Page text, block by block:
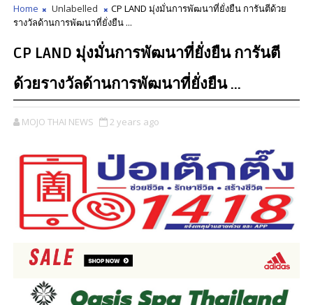
Home Unlabelled
CP LAND มุ่งมั่นการพัฒนาที่ยั่งยืน การันตีด้วย
รางวัลด้านการพัฒนาที่ยั่งยืน ...
CP LAND มุ่งมั่นการพัฒนาที่ยั่งยืน การันตี
ด้วยรางวัลด้านการพัฒนาที่ยั่งยืน ...
MOJO THAI NEWS 2 years ago